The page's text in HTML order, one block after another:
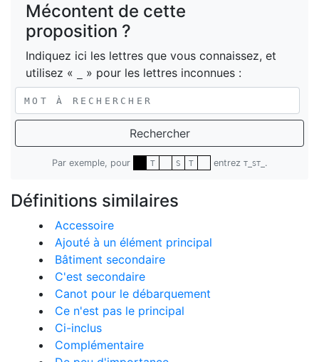
Mécontent de cette
proposition ?
Indiquez ici les lettres que vous connaissez, et
utilisez «
» pour les lettres inconnues :
Rechercher
Par exemple, pour T S T entrez T_ST_ .
Définitions similaires
Accessoire
Ajouté à un élément principal
Bâtiment secondaire
C'est secondaire
Canot pour le débarquement
Ce n'est pas le principal
Ci-inclus
Complémentaire